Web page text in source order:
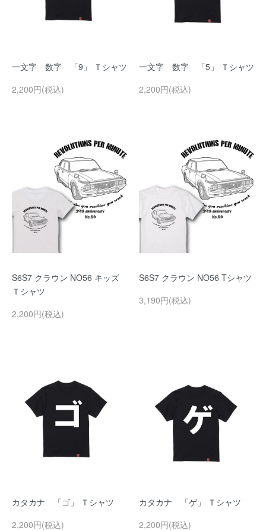
一文字 数字 「9」 Ｔシャツ
2,200円(税込)
一文字 数字 「5」 Ｔシャツ
2,200円(税込)
S6S7 クラウン NO56 キッズ
Ｔシャツ
2,200円(税込)
S6S7 クラウン NO56 Tシャツ
3,190円(税込)
カタカナ 「ゴ」 Ｔシャツ
2,200円(税込)
カタカナ 「ゲ」 Ｔシャツ
2,200円(税込)